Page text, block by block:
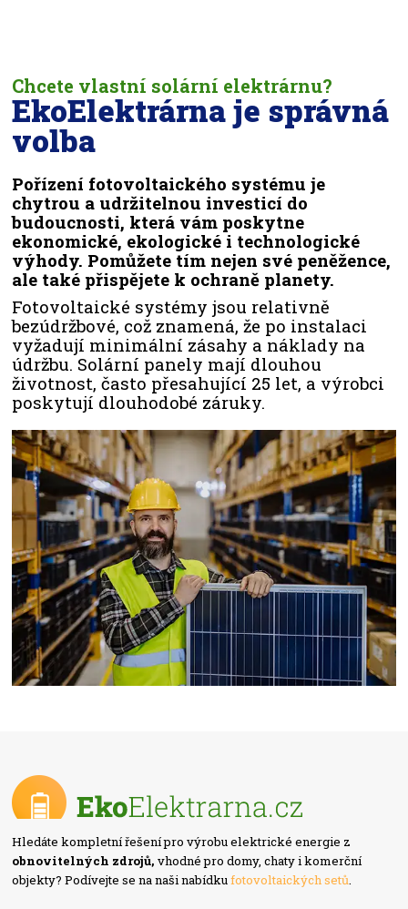
Chcete vlastní solární elektrárnu?
EkoElektrárna je správná
volba
Pořízení fotovoltaického systému je
chytrou a udržitelnou investicí do
budoucnosti, která vám poskytne
ekonomické, ekologické i technologické
výhody. Pomůžete tím nejen své peněžence,
ale také přispějete k ochraně planety.
Fotovoltaické systémy jsou relativně
bezúdržbové, což znamená, že po instalaci
vyžadují minimální zásahy a náklady na
údržbu. Solární panely mají dlouhou
životnost, často přesahující 25 let, a výrobci
poskytují dlouhodobé záruky.
Hledáte kompletní řešení pro výrobu elektrické energie z
obnovitelných zdrojů, vhodné pro domy, chaty i komerční
objekty? Podívejte se na naši nabídkufotovoltaických setů.